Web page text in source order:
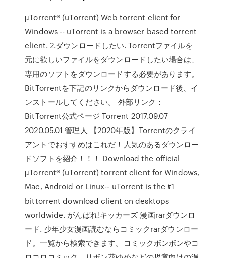
µTorrent® (uTorrent) Web torrent client for
Windows -- uTorrent is a browser based torrent
client. 2.ダウンロードしたい. Torrentファイルを
元に欲しいファイルをダウンロードしたい場合は、
専用のソフトをダウンロードする必要があります。
BitTorrentを下記のリンクからダウンロード後、イ
ンストールしてください。 外部リンク：
BitTorrent公式ページ Torrent 2017.09.07
2020.05.01 管理人 【2020年版】Torrentのクライ
アントでおすすめはこれだ！人気のあるダウンロー
ドソフトを紹介！！！ Download the official
µTorrent® (uTorrent) torrent client for Windows,
Mac, Android or Linux-- uTorrent is the #1
bittorrent download client on desktops
worldwide. がんばれ!キッカーズ 漫画rarダウンロ
ード. 少年少女漫画読むならコミックrarダウンロー
ド。一覧から検索できます。コミックボンボンやコ